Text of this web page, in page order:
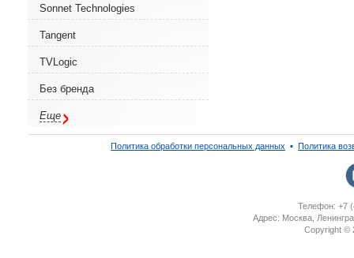
Sonnet Technologies
Tangent
TVLogic
Без бренда
Еще
Политика обработки персональных данных ▪ Политика
Телефон: +7
Адрес: Москва,
Copyright ©